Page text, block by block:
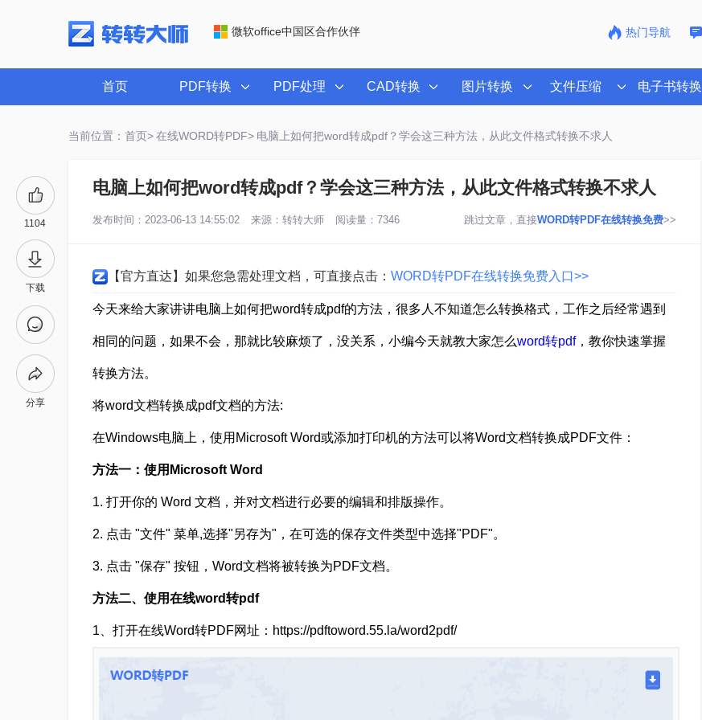
微软office中国区合作伙伴 热门导航
首页 PDF转换 PDF处理 CAD转换 图片转换 文件压缩 电子书转换
当前位置：首页> 在线WORD转PDF> 电脑上如何把word转成pdf？学会这三种方法，从此文件格式转换不求人
1104
下载
分享
电脑上如何把word转成pdf？学会这三种方法，从此文件格式转换不求人
发布时间：2023-06-13 14:55:02 来源： 转转大师 阅读量：7346 跳过文章，直接WORD转PDF在线转换免费>>
【官方直达】如果您急需处理文档，可直接点击： WORD转PDF在线转换免费入口>>
今天来给大家讲讲电脑上如何把word转成pdf的方法，很多人不知道怎么转换格式，工作之后经常遇到
相同的问题，如果不会，那就比较麻烦了，没关系，小编今天就教大家怎么word转pdf，教你快速掌握
转换方法。
将word文档转换成pdf文档的方法:
在Windows电脑上，使用Microsoft Word或添加打印机的方法可以将Word文档转换成PDF文件：
方法一：使用Microsoft Word
1. 打开你的 Word 文档，并对文档进行必要的编辑和排版操作。
2. 点击 "文件" 菜单,选择"另存为"，在可选的保存文件类型中选择"PDF"。
3. 点击 "保存" 按钮，Word文档将被转换为PDF文档。
方法二、使用在线word转pdf
1、打开在线Word转PDF网址：https://pdftoword.55.la/word2pdf/